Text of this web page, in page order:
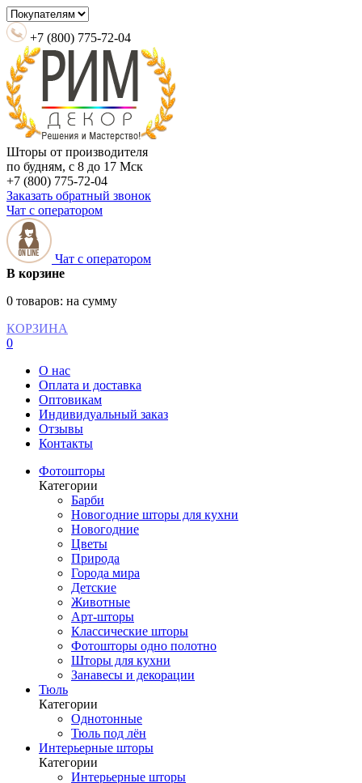
+7 (800) 775-72-04
Шторы от производителя
по будням, с 8 до 17 Мск
+7 (800) 775-72-04
Заказать обратный звонок
Чат с оператором
Чат с оператором
В корзине
0 товаров: на сумму
КОРЗИНА
0
О нас
Оплата и доставка
Оптовикам
Индивидуальный заказ
Отзывы
Контакты
Фотошторы
Категории
Барби
Новогодние шторы для кухни
Новогодние
Цветы
Природа
Города мира
Детские
Животные
Арт-шторы
Классические шторы
Фотошторы одно полотно
Шторы для кухни
Занавесы и декорации
Тюль
Категории
Однотонные
Тюль под лён
Интерьерные шторы
Категории
Интерьерные шторы